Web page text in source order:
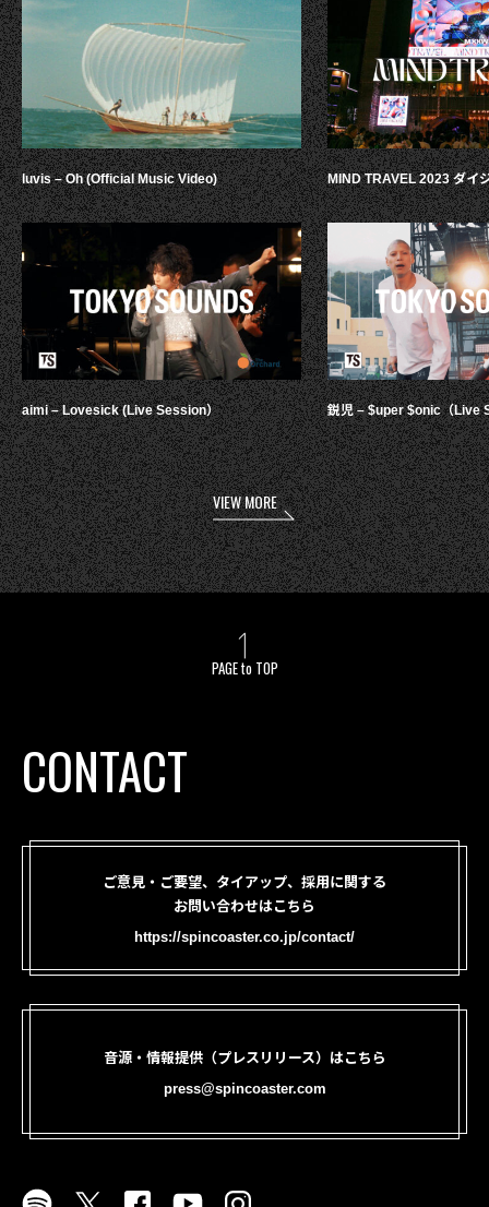
luvis – Oh (Official Music Video)
aimi – Lovesick (Live Session）
MIND TRAVEL 2023 ダイ
鋭児 – $uper $onic（Live
VIEW MORE
PAGE to TOP
CONTACT
ご意見・ご要望、タイアップ、採用に関する
お問い合わせはこちら
https://spincoaster.co.jp/contact/
音源・情報提供（プレスリリース）はこちら
press@spincoaster.com